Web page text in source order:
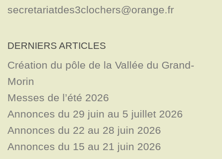
secretariatdes3clochers@orange.fr
DERNIERS ARTICLES
Création du pôle de la Vallée du Grand-
Morin
Messes de l’été 2026
Annonces du 29 juin au 5 juillet 2026
Annonces du 22 au 28 juin 2026
Annonces du 15 au 21 juin 2026